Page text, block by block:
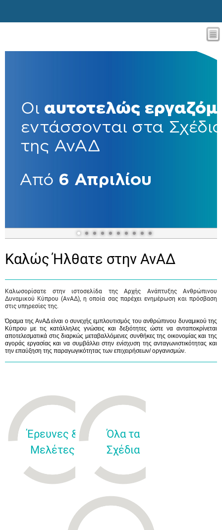
Καλώς Ήλθατε στην ΑνΑΔ
Καλωσορίσατε στην ιστοσελίδα της Αρχής Ανάπτυξης Ανθρώπινου
Δυναμικού Κύπρου (ΑνΑΔ), η οποία σας παρέχει ενημέρωση και πρόσβαση
στις υπηρεσίες της.
Όραμα της ΑνΑΔ είναι ο συνεχής εμπλουτισμός του ανθρώπινου δυναμικού της
Κύπρου με τις κατάλληλες γνώσεις και δεξιότητες ώστε να ανταποκρίνεται
αποτελεσματικά στις διαρκώς μεταβαλλόμενες συνθήκες της οικονομίας και της
αγοράς εργασίας και να συμβάλλει στην ενίσχυση της ανταγωνιστικότητας και
την επαύξηση της παραγωγικότητας των επιχειρήσεων/ οργανισμών.
Έρευνες &
Μελέτες
Όλα τα
Σχέδια